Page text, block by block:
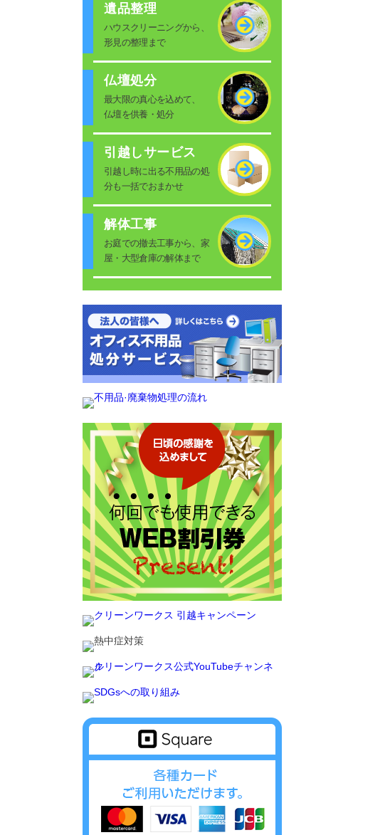
遺品整理
ハウスクリーニングから、
形見の整理まで
仏壇処分
最大限の真心を込めて、
仏壇を供養・処分
引越しサービス
引越し時に出る不用品の処
分も一括でおまかせ
解体工事
お庭での撤去工事から、家
屋・大型倉庫の解体まで